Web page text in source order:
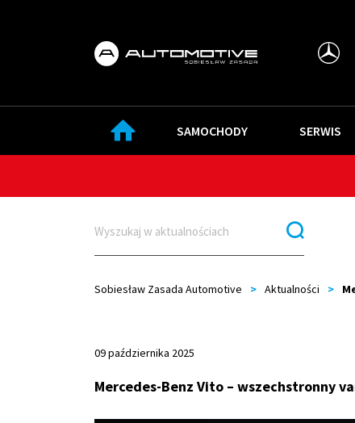
SAMOCHODY SERWIS
Sobiesław Zasada Automotive > Aktualności >
09 października 2025
Mercedes-Benz Vito – wszechstronny